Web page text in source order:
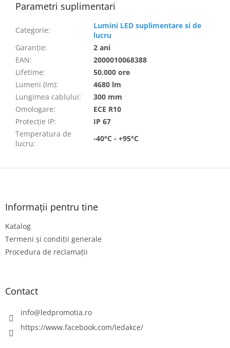
Parametri suplimentari
Categorie:
Lumini LED suplimentare si de
lucru
Garanţie:
2 ani
EAN:
2000010068388
Lifetime:
50.000 ore
Lumeni (lm):
4680 lm
Lungimea cablului:
300 mm
Omologare:
ECE R10
Protecție IP:
IP 67
Temperatura de
lucru:
-40°C - +95°C
S
Informații pentru tine
Katalog
Termeni și condiții generale
Procedura de reclamații
Contact
info@ledpromotia.ro
https://www.facebook.com/ledakce/